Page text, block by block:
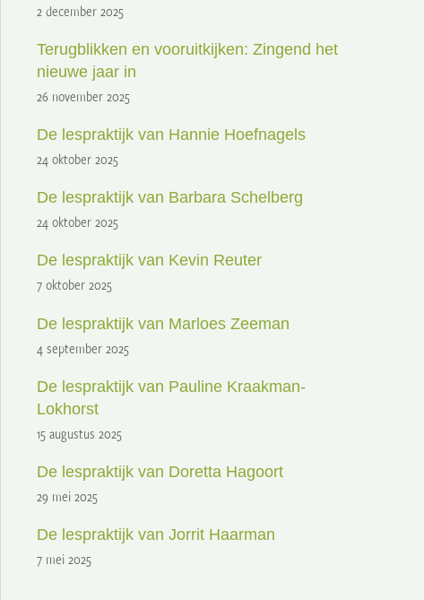
2 december 2025
Terugblikken en vooruitkijken: Zingend het
nieuwe jaar in
26 november 2025
De lespraktijk van Hannie Hoefnagels
24 oktober 2025
De lespraktijk van Barbara Schelberg
24 oktober 2025
De lespraktijk van Kevin Reuter
7 oktober 2025
De lespraktijk van Marloes Zeeman
4 september 2025
De lespraktijk van Pauline Kraakman-
Lokhorst
15 augustus 2025
De lespraktijk van Doretta Hagoort
29 mei 2025
De lespraktijk van Jorrit Haarman
7 mei 2025